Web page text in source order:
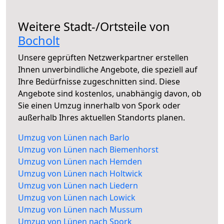
Weitere Stadt-/Ortsteile von
Bocholt
Unsere geprüften Netzwerkpartner erstellen
Ihnen unverbindliche Angebote, die speziell auf
Ihre Bedürfnisse zugeschnitten sind. Diese
Angebote sind kostenlos, unabhängig davon, ob
Sie einen Umzug innerhalb von Spork oder
außerhalb Ihres aktuellen Standorts planen.
Umzug von Lünen nach Barlo
Umzug von Lünen nach Biemenhorst
Umzug von Lünen nach Hemden
Umzug von Lünen nach Holtwick
Umzug von Lünen nach Liedern
Umzug von Lünen nach Lowick
Umzug von Lünen nach Mussum
Umzug von Lünen nach Spork